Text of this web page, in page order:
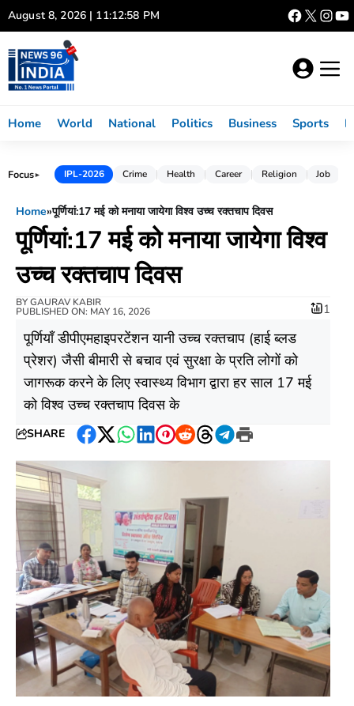
Skip
to
content
August 8, 2026 | 11:12:59 PM
Home World National Politics Business Sports
Focus► IPL-2026 Crime Health Career Religion Job
Home»पूर्णियां:17 मई को मनाया जायेगा विश्व उच्च रक्तचाप दिवस
पूर्णियां:17 मई को मनाया जायेगा विश्व
उच्च रक्तचाप दिवस
BYGAURAV KABIR
PUBLISHED ON: MAY 16, 2026 1
पूर्णियाँ डीपीएमहाइपरटेंशन यानी उच्च रक्तचाप (हाई ब्लड
प्रेशर) जैसी बीमारी से बचाव एवं सुरक्षा के प्रति लोगों को
जागरूक करने के लिए स्वास्थ्य विभाग द्वारा हर साल 17 मई
को विश्व उच्च रक्तचाप दिवस के
SHARE
Facebook
Twitter
WhatsApp
LinkedIn
Pinterest
RedditThreads
Telegram
Print